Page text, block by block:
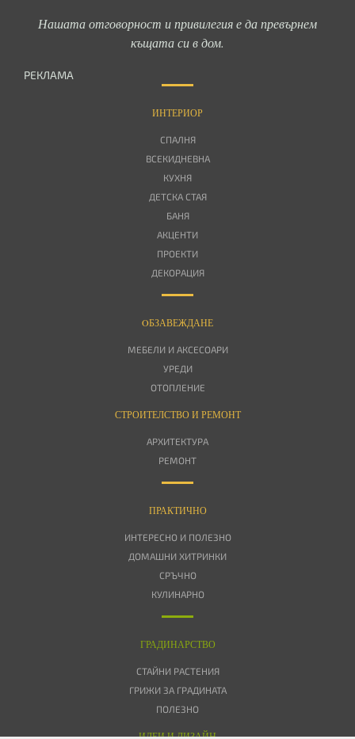
Нашата отговорност и привилегия е да превърнем
къщата си в дом.
РЕКЛАМА
ИНТЕРИОР
СПАЛНЯ
ВСЕКИДНЕВНА
КУХНЯ
ДЕТСКА СТАЯ
БАНЯ
АКЦЕНТИ
ПРОЕКТИ
ДЕКОРАЦИЯ
OБЗАВЕЖДАНЕ
МЕБЕЛИ И АКСЕСОАРИ
УРЕДИ
ОТОПЛЕНИЕ
СТРОИТЕЛСТВО И РЕМОНТ
АРХИТЕКТУРА
РЕМОНТ
ПРАКТИЧНО
ИНТЕРЕСНО И ПОЛЕЗНО
ДОМАШНИ ХИТРИНКИ
СРЪЧНО
КУЛИНАРНО
ГРАДИНАРСТВО
СТАЙНИ РАСТЕНИЯ
ГРИЖИ ЗА ГРАДИНАТА
ПОЛЕЗНО
ИДЕИ И ДИЗАЙН